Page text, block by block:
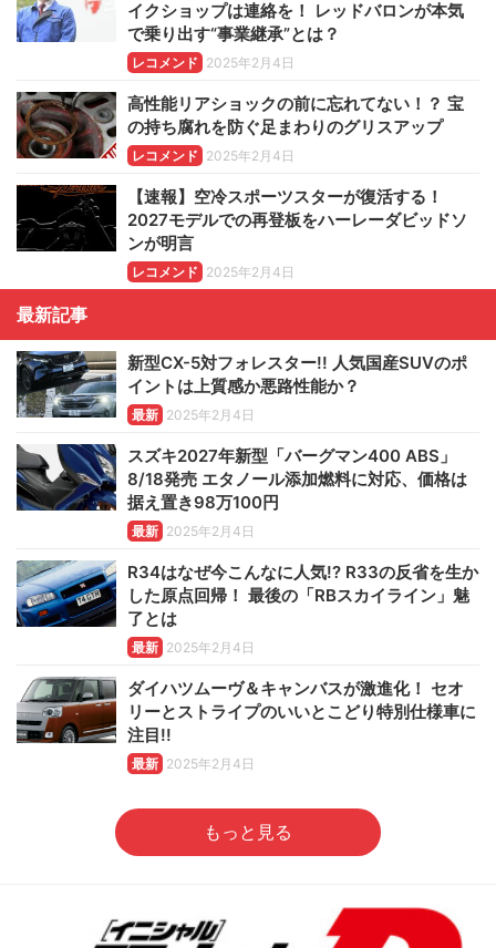
イクショップは連絡を！ レッドバロンが本気
で乗り出す“事業継承”とは？
レコメンド 2025年2月4日
高性能リアショックの前に忘れてない！？ 宝
の持ち腐れを防ぐ足まわりのグリスアップ
レコメンド 2025年2月4日
【速報】空冷スポーツスターが復活する！
2027モデルでの再登板をハーレーダビッドソ
ンが明言
レコメンド 2025年2月4日
最新記事
新型CX-5対フォレスター!! 人気国産SUVのポ
イントは上質感か悪路性能か？
最新 2025年2月4日
スズキ2027年新型「バーグマン400 ABS」
8/18発売 エタノール添加燃料に対応、価格は
据え置き98万100円
最新 2025年2月4日
R34はなぜ今こんなに人気!? R33の反省を生か
した原点回帰！ 最後の「RBスカイライン」魅
了とは
最新 2025年2月4日
ダイハツムーヴ＆キャンバスが激進化！ セオ
リーとストライプのいいとこどり特別仕様車に
注目!!
最新 2025年2月4日
もっと見る